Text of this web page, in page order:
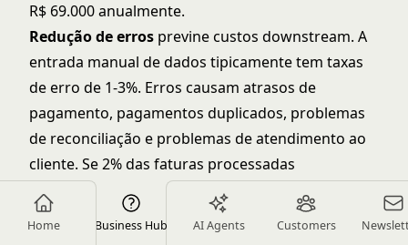
Home Business Hub AI Agents Customers
R$ 69.000 anualmente.
Redução de erros previne custos downstream. A
entrada manual de dados tipicamente tem taxas
de erro de 1-3%. Erros causam atrasos de
pagamento, pagamentos duplicados, problemas
de reconciliação e problemas de atendimento ao
cliente. Se 2% das faturas processadas
manualmente têm erros e cada erro custa R$ 50
para resolver, são R$ 5.000 em custos de erro